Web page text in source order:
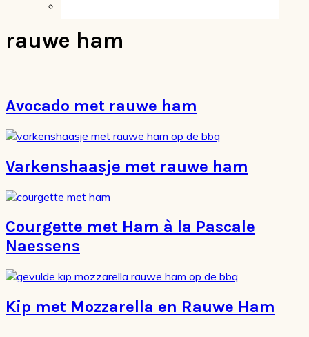
rauwe ham
Avocado met rauwe ham
Varkenshaasje met rauwe ham
Courgette met Ham à la Pascale
Naessens
Kip met Mozzarella en Rauwe Ham